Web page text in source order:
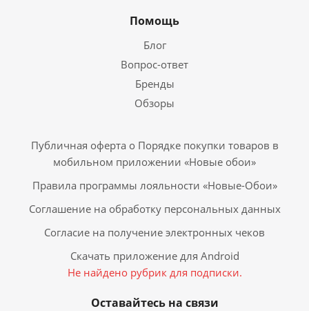
Помощь
Блог
Вопрос-ответ
Бренды
Обзоры
Публичная оферта о Порядке покупки товаров в
мобильном приложении «Новые обои»
Правила программы лояльности «Новые-Обои»
Соглашение на обработку персональных данных
Согласие на получение электронных чеков
Скачать приложение для Android
Не найдено рубрик для подписки.
Оставайтесь на связи